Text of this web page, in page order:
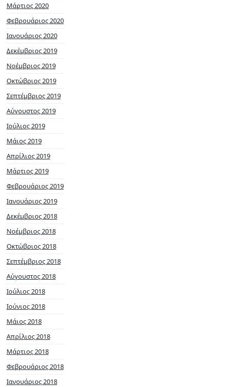
Μάρτιος 2020
Φεβρουάριος 2020
Ιανουάριος 2020
Δεκέμβριος 2019
Νοέμβριος 2019
Οκτώβριος 2019
Σεπτέμβριος 2019
Αύγουστος 2019
Ιούλιος 2019
Μάιος 2019
Απρίλιος 2019
Μάρτιος 2019
Φεβρουάριος 2019
Ιανουάριος 2019
Δεκέμβριος 2018
Νοέμβριος 2018
Οκτώβριος 2018
Σεπτέμβριος 2018
Αύγουστος 2018
Ιούλιος 2018
Ιούνιος 2018
Μάιος 2018
Απρίλιος 2018
Μάρτιος 2018
Φεβρουάριος 2018
Ιανουάριος 2018